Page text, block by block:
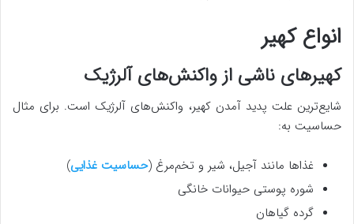
انواع کهیر
کهیرهای ناشی از واکنش‌های آلرژیک
شایع‌ترین علت پدید آمدن کهیر، واکنش‌های آلرژیک است. برای مثال
حساسیت به:
غذاها مانند آجیل، شیر و تخم‌مرغ (حساسیت غذایی)
شوره پوستی حیوانات خانگی
گرده گیاهان